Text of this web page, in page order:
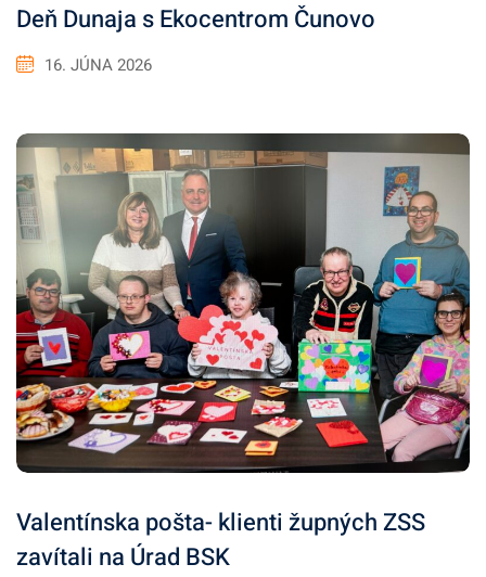
Deň Dunaja s Ekocentrom Čunovo
16. JÚNA 2026
Valentínska pošta- klienti župných ZSS
zavítali na Úrad BSK